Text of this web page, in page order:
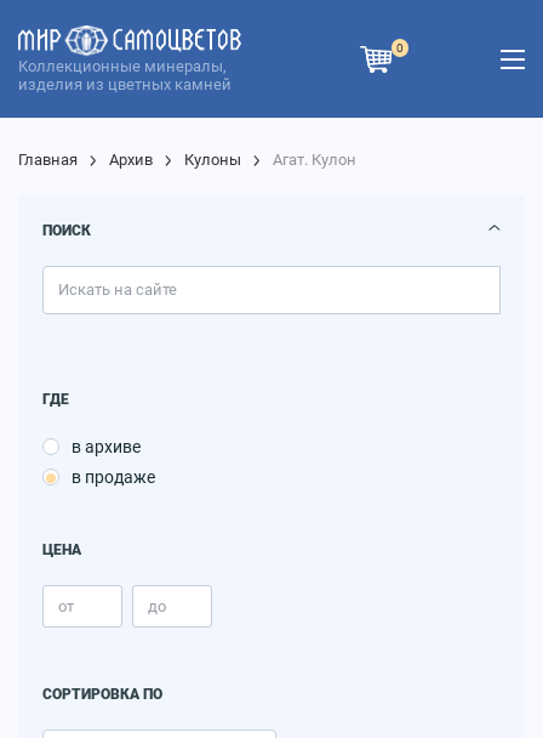
Коллекционные минералы,
изделия из цветных камней
0
Главная Архив Кулоны Агат. Кулон
ПОИСК
ГДЕ
в архиве
в продаже
ЦЕНА
СОРТИРОВКА ПО